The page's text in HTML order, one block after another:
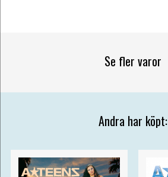
Se fler varor
Andra har köpt: